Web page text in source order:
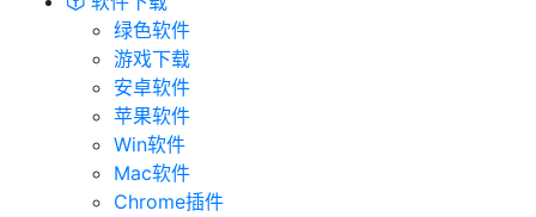
绿色软件
游戏下载
安卓软件
苹果软件
Win软件
Mac软件
Chrome插件